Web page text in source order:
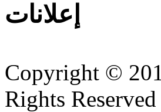
إعلانات
Copyright ©
Rights Reserved